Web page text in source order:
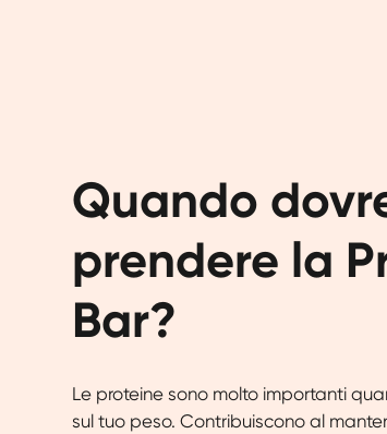
Quando
prendere la
Bar?
Le proteine sono molto importanti
sul tuo peso. Contribuiscono al